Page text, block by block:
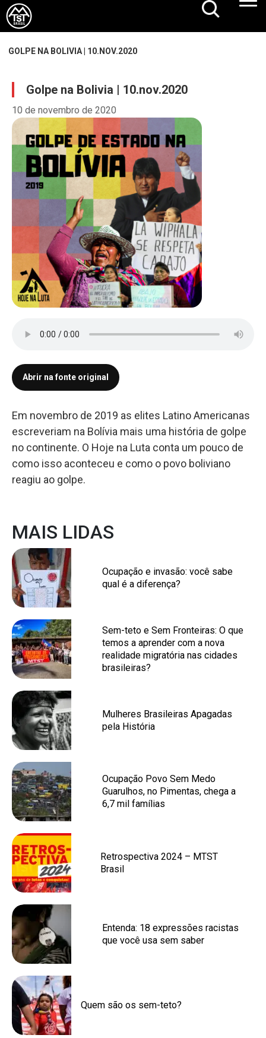
GOLPE NA BOLIVIA | 10.NOV.2020
Golpe na Bolivia | 10.nov.2020
10 de novembro de 2020
Abrir na fonte original
Em novembro de 2019 as elites Latino Americanas
escreveriam na Bolívia mais uma história de golpe
no continente. O Hoje na Luta conta um pouco de
como isso aconteceu e como o povo boliviano
reagiu ao golpe.
MAIS LIDAS
Ocupação e invasão: você sabe
qual é a diferença?
Sem-teto e Sem Fronteiras: O que
temos a aprender com a nova
realidade migratória nas cidades
brasileiras?
Mulheres Brasileiras Apagadas
pela História
Ocupação Povo Sem Medo
Guarulhos, no Pimentas, chega a
6,7 mil famílias
Retrospectiva 2024 – MTST
Brasil
Entenda: 18 expressões racistas
que você usa sem saber
Quem são os sem-teto?